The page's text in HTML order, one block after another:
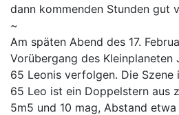
dann kommenden Stunden gut
~
Am späten Abend des 17.
Vorübergang des Kleinplaneten
65 Leonis verfolgen. Die
65 Leo ist ein Doppelstern aus
5m5 und 10 mag, Abstand